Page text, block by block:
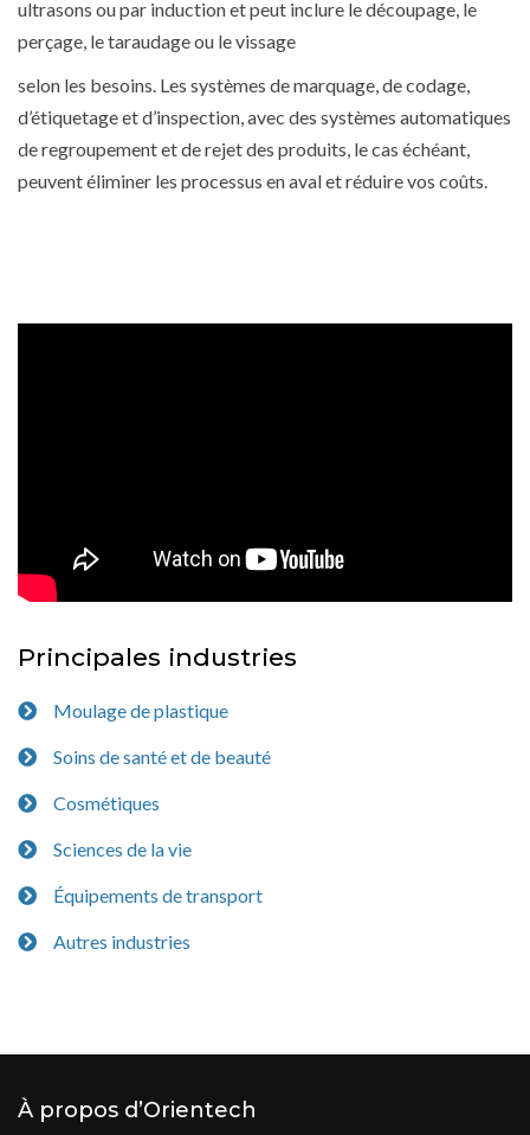
ultrasons ou par induction et peut inclure le découpage, le
perçage, le taraudage ou le vissage
selon les besoins. Les systèmes de marquage, de codage,
d’étiquetage et d’inspection, avec des systèmes automatiques
de regroupement et de rejet des produits, le cas échéant,
peuvent éliminer les processus en aval et réduire vos coûts.
Principales industries
Moulage de plastique
Soins de santé et de beauté
Cosmétiques
Sciences de la vie
Équipements de transport
Autres industries
À propos d’Orientech